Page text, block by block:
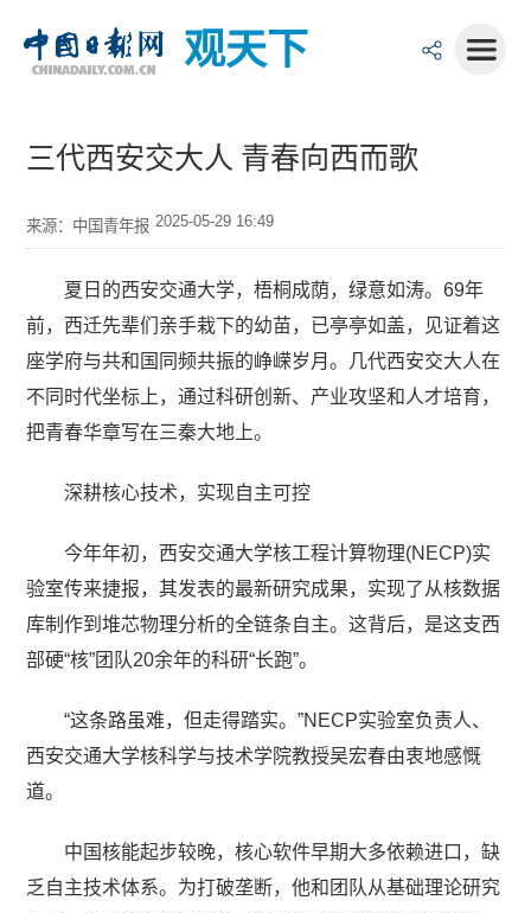
观天下
三代西安交大人 青春向西而歌
来源：中国青年报 2025-05-29 16:49
夏日的西安交通大学，梧桐成荫，绿意如涛。69年
前，西迁先辈们亲手栽下的幼苗，已亭亭如盖，见证着这
座学府与共和国同频共振的峥嵘岁月。几代西安交大人在
不同时代坐标上，通过科研创新、产业攻坚和人才培育，
把青春华章写在三秦大地上。
深耕核心技术，实现自主可控
今年年初，西安交通大学核工程计算物理(NECP)实
验室传来捷报，其发表的最新研究成果，实现了从核数据
库制作到堆芯物理分析的全链条自主。这背后，是这支西
部硬“核”团队20余年的科研“长跑”。
“这条路虽难，但走得踏实。”NECP实验室负责人、
西安交通大学核科学与技术学院教授吴宏春由衷地感慨
道。
中国核能起步较晚，核心软件早期大多依赖进口，缺
乏自主技术体系。为打破垄断，他和团队从基础理论研究